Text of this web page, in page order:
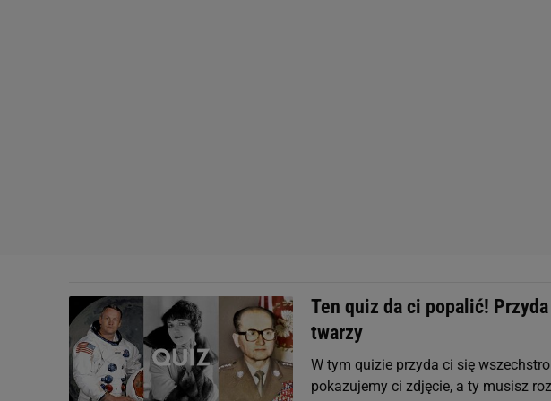
Ten quiz da ci popalić!
twarzy
W tym quizie przyda ci się
pokazujemy ci zdjęcie, a ty musisz